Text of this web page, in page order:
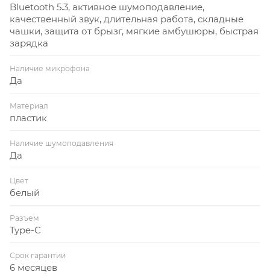
Bluetooth 5.3, активное шумоподавление,
качественный звук, длительная работа, складные
чашки, защита от брызг, мягкие амбушюры, быстрая
зарядка
Наличие микрофона
Да
Материал
пластик
Наличие шумоподавления
Да
Цвет
белый
Разъем
Type-C
Срок гарантии
6 месяцев